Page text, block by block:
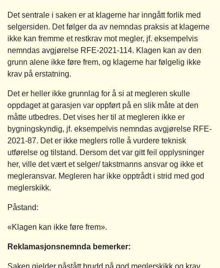
Det sentrale i saken er at klagerne har inngått forlik med
selgersiden. Det følger da av nemndas praksis at klagerne
ikke kan fremme et restkrav mot megler, jf. eksempelvis
nemndas avgjørelse RFE-2021-114. Klagen kan av den
grunn alene ikke føre frem, og klagerne har følgelig ikke
krav på erstatning.
Det er heller ikke grunnlag for å si at megleren skulle
oppdaget at garasjen var oppført på en slik måte at den
måtte utbedres. Det vises her til at megleren ikke er
bygningskyndig, jf. eksempelvis nemndas avgjørelse RFE-
2021-87. Det er ikke meglers rolle å vurdere teknisk
utførelse og tilstand. Dersom det var gitt feil opplysninger
her, ville det vært et selger/ takstmanns ansvar og ikke et
megleransvar. Megleren har ikke opptrådt i strid med god
meglerskikk.
Påstand:
«Klagen kan ikke føre frem».
Reklamasjonsnemnda bemerker:
Saken gjelder påstått brudd på god meglerskikk og krav